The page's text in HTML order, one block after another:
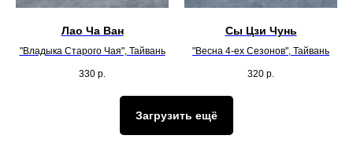
Лао Ча Ван
"Владыка Старого Чая", Тайвань
330 р.
Сы Цзи Чунь
"Весна 4-ех Сезонов", Тайвань
320 р.
Загрузить ещё